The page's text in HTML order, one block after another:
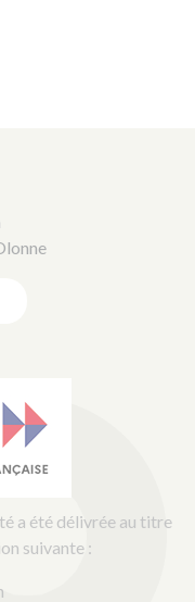
a été délivrée au titre
suivante :